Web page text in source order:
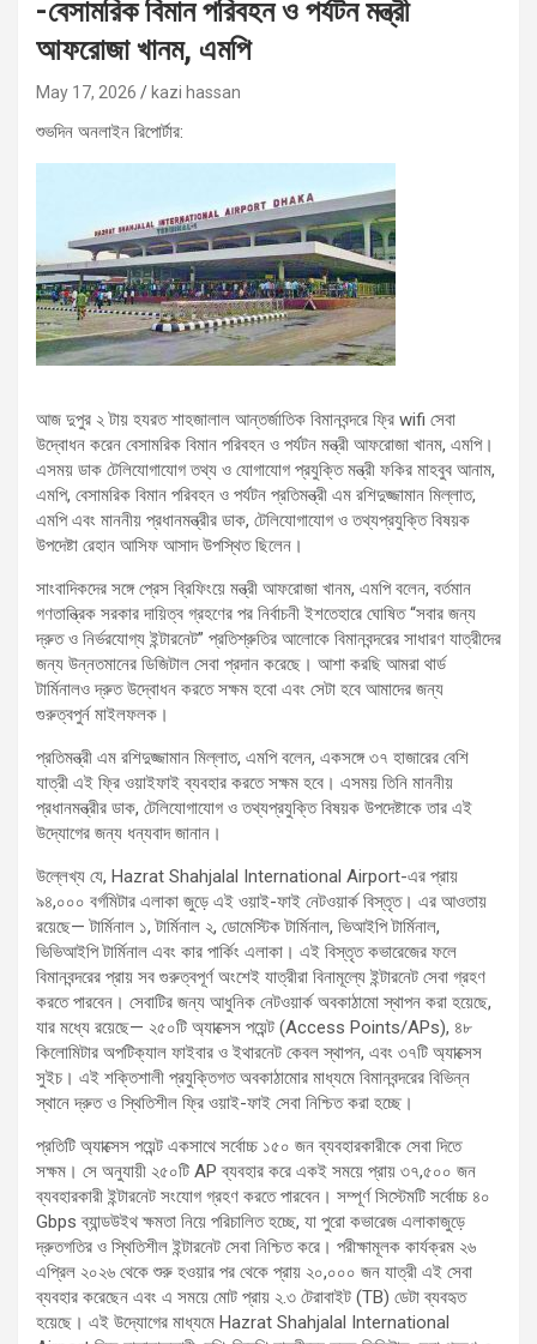
-বেসামরিক বিমান পরিবহন ও পর্যটন মন্ত্রী
আফরোজা খানম, এমপি
May 17, 2026 kazi hassan
শুভদিন অনলাইন রিপোর্টার:
আজ দুপুর ২ টায় হযরত শাহজালাল আন্তর্জাতিক বিমানবন্দরে ফ্রি wifi সেবা
উদ্বোধন করেন বেসামরিক বিমান পরিবহন ও পর্যটন মন্ত্রী আফরোজা খানম, এমপি।
এসময় ডাক টেলিযোগাযোগ তথ্য ও যোগাযোগ প্রযুক্তি মন্ত্রী ফকির মাহবুব আনাম,
এমপি, বেসামরিক বিমান পরিবহন ও পর্যটন প্রতিমন্ত্রী এম রশিদুজ্জামান মিল্লাত,
এমপি এবং মাননীয় প্রধানমন্ত্রীর ডাক, টেলিযোগাযোগ ও তথ্যপ্রযুক্তি বিষয়ক
উপদেষ্টা রেহান আসিফ আসাদ উপস্থিত ছিলেন।
সাংবাদিকদের সঙ্গে প্রেস ব্রিফিংয়ে মন্ত্রী আফরোজা খানম, এমপি বলেন, বর্তমান
গণতান্ত্রিক সরকার দায়িত্ব গ্রহণের পর নির্বাচনী ইশতেহারে ঘোষিত “সবার জন্য
দ্রুত ও নির্ভরযোগ্য ইন্টারনেট” প্রতিশ্রুতির আলোকে বিমানবন্দরের সাধারণ যাত্রীদের
জন্য উন্নতমানের ডিজিটাল সেবা প্রদান করেছে। আশা করছি আমরা থার্ড
টার্মিনালও দ্রুত উদ্বোধন করতে সক্ষম হবো এবং সেটা হবে আমাদের জন্য
গুরুত্বপুর্ন মাইলফলক।
প্রতিমন্ত্রী এম রশিদুজ্জামান মিল্লাত, এমপি বলেন, একসঙ্গে ৩৭ হাজারের বেশি
যাত্রী এই ফ্রি ওয়াইফাই ব্যবহার করতে সক্ষম হবে। এসময় তিনি মাননীয়
প্রধানমন্ত্রীর ডাক, টেলিযোগাযোগ ও তথ্যপ্রযুক্তি বিষয়ক উপদেষ্টাকে তার এই
উদ্যোগের জন্য ধন্যবাদ জানান।
উল্লেখ্য যে, Hazrat Shahjalal International Airport-এর প্রায়
৯৪,০০০ বর্গমিটার এলাকা জুড়ে এই ওয়াই-ফাই নেটওয়ার্ক বিস্তৃত। এর আওতায়
রয়েছে— টার্মিনাল ১, টার্মিনাল ২, ডোমেস্টিক টার্মিনাল, ভিআইপি টার্মিনাল,
ভিভিআইপি টার্মিনাল এবং কার পার্কিং এলাকা। এই বিস্তৃত কভারেজের ফলে
বিমানবন্দরের প্রায় সব গুরুত্বপূর্ণ অংশেই যাত্রীরা বিনামূল্যে ইন্টারনেট সেবা গ্রহণ
করতে পারবেন। সেবাটির জন্য আধুনিক নেটওয়ার্ক অবকাঠামো স্থাপন করা হয়েছে,
যার মধ্যে রয়েছে— ২৫০টি অ্যাক্সেস পয়েন্ট (Access Points/APs), ৪৮
কিলোমিটার অপটিক্যাল ফাইবার ও ইথারনেট কেবল স্থাপন, এবং ৩৭টি অ্যাক্সেস
সুইচ। এই শক্তিশালী প্রযুক্তিগত অবকাঠামোর মাধ্যমে বিমানবন্দরের বিভিন্ন
স্থানে দ্রুত ও স্থিতিশীল ফ্রি ওয়াই-ফাই সেবা নিশ্চিত করা হচ্ছে।
প্রতিটি অ্যাক্সেস পয়েন্ট একসাথে সর্বোচ্চ ১৫০ জন ব্যবহারকারীকে সেবা দিতে
সক্ষম। সে অনুযায়ী ২৫০টি AP ব্যবহার করে একই সময়ে প্রায় ৩৭,৫০০ জন
ব্যবহারকারী ইন্টারনেট সংযোগ গ্রহণ করতে পারবেন। সম্পূর্ণ সিস্টেমটি সর্বোচ্চ ৪০
Gbps ব্যান্ডউইথ ক্ষমতা নিয়ে পরিচালিত হচ্ছে, যা পুরো কভারেজ এলাকাজুড়ে
দ্রুতগতির ও স্থিতিশীল ইন্টারনেট সেবা নিশ্চিত করে। পরীক্ষামূলক কার্যক্রম ২৬
এপ্রিল ২০২৬ থেকে শুরু হওয়ার পর থেকে প্রায় ২০,০০০ জন যাত্রী এই সেবা
ব্যবহার করেছেন এবং এ সময়ে মোট প্রায় ২.৩ টেরাবাইট (TB) ডেটা ব্যবহৃত
হয়েছে। এই উদ্যোগের মাধ্যমে Hazrat Shahjalal International